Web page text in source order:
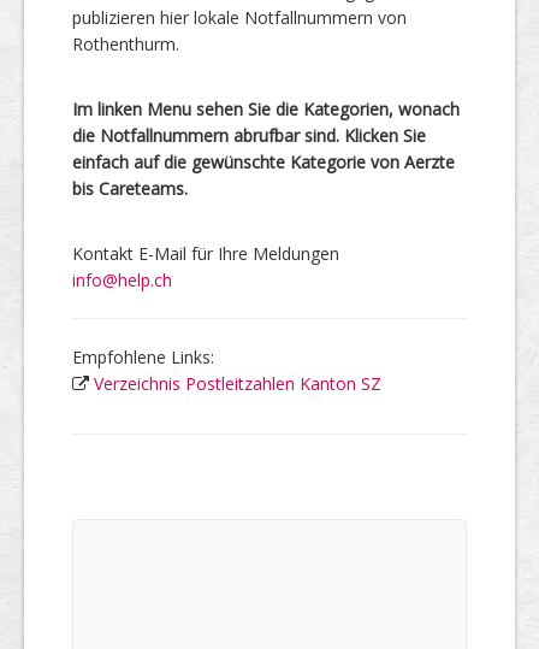
publizieren hier lokale Notfallnummern von
Rothenthurm.
Im linken Menu sehen Sie die Kategorien, wonach
die Notfallnummern abrufbar sind. Klicken Sie
einfach auf die gewünschte Kategorie von Aerzte
bis Careteams.
Kontakt E-Mail für Ihre Meldungen
info@help.ch
Empfohlene Links:
Verzeichnis Postleitzahlen Kanton SZ